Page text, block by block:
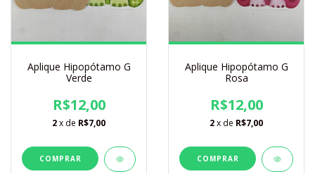
Aplique Hipopótamo G
Verde
R$12,00
2x de R$7,00
Aplique Hipopótamo G
Rosa
R$12,00
2x de R$7,00